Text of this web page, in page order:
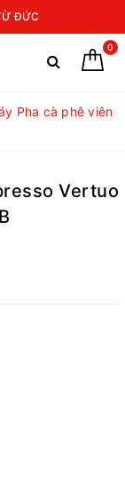
ĐỨC
0
Pha cà phê viên
Vertuo